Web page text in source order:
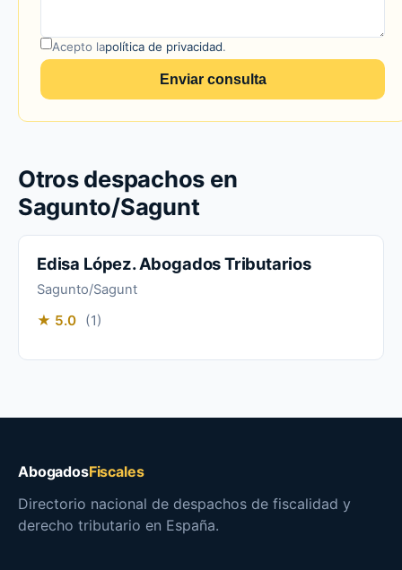
Acepto lapolítica de privacidad.
Enviar consulta
Otros despachos en
Sagunto/Sagunt
Edisa López. Abogados Tributarios
Sagunto/Sagunt
★ 5.0 (1)
AbogadosFiscales
Directorio nacional de despachos de fiscalidad y
derecho tributario en España.